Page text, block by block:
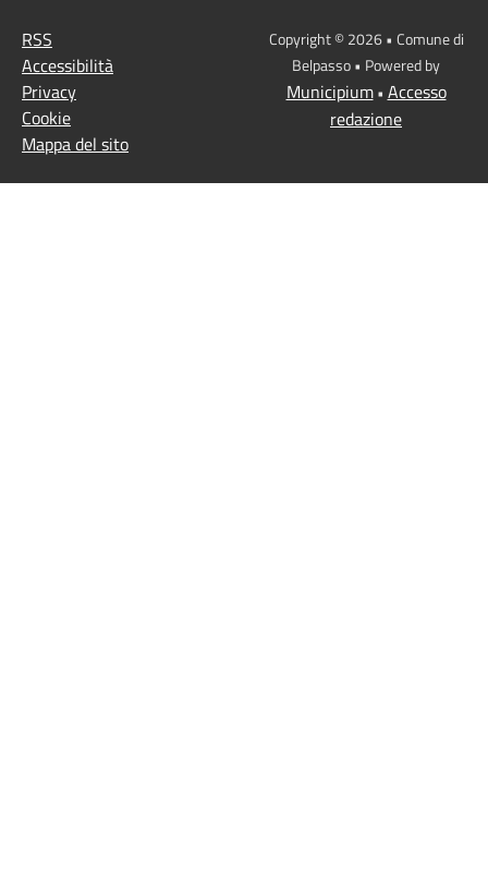
RSS
Accessibilità
Privacy
Cookie
Mappa del sito
Copyright © 2026 • Comune di
Belpasso • Powered by
Municipium• Accesso
redazione